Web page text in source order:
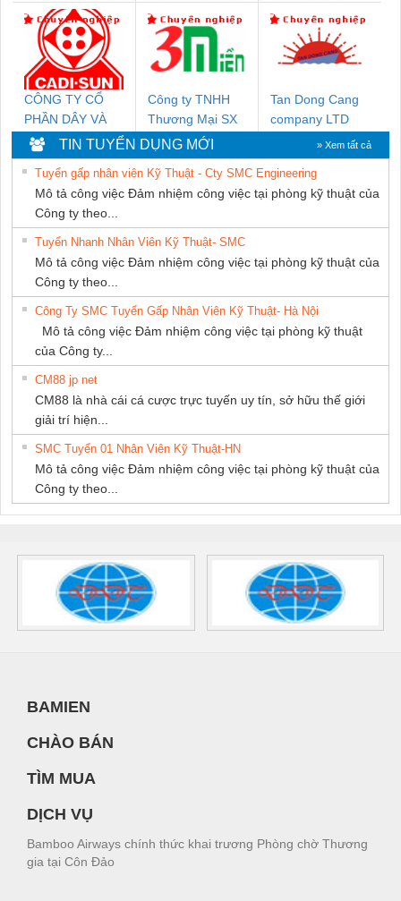
NGHIỆP NIHON
SETSUBI VIỆT
NAM
CÔNG TY CỔ
PHẦN DÂY VÀ
CÁP ĐIỆN
THƯỢNG ĐÌNH
Công ty TNHH
Thương Mại SX
Ba Miền
Tan Dong Cang
company LTD
TIN TUYỂN DỤNG MỚI » Xem tất cả
Tuyển gấp nhân viên Kỹ Thuật - Cty SMC Engineering
Mô tả công việc Đảm nhiệm công việc tại phòng kỹ thuật của
Công ty theo...
Tuyển Nhanh Nhân Viên Kỹ Thuật- SMC
Mô tả công việc Đảm nhiệm công việc tại phòng kỹ thuật của
Công ty theo...
Công Ty SMC Tuyển Gấp Nhân Viên Kỹ Thuật- Hà Nội
Mô tả công việc Đảm nhiệm công việc tại phòng kỹ thuật
của Công ty...
CM88 jp net
CM88 là nhà cái cá cược trực tuyến uy tín, sở hữu thế giới
giải trí hiện...
SMC Tuyển 01 Nhân Viên Kỹ Thuật-HN
Mô tả công việc Đảm nhiệm công việc tại phòng kỹ thuật của
Công ty theo...
BAMIEN
CHÀO BÁN
TÌM MUA
DỊCH VỤ
Bamboo Airways chính thức khai trương Phòng chờ Thương
gia tại Côn Đảo